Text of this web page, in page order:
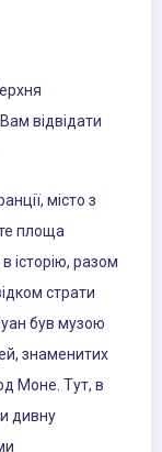
відвідати
місто з
площа
історію, разом
страти
був музою
знаменитих
Моне. Тут, в
дивну